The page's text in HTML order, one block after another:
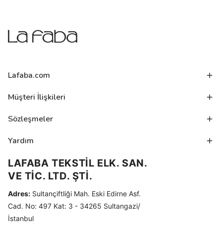
Lafaba.com
Müşteri İlişkileri
Sözleşmeler
Yardım
LAFABA TEKSTİL ELK. SAN.
VE TİC. LTD. ŞTİ.
Adres: Sultançiftliği Mah. Eski Edirne Asf.
Cad. No: 497 Kat: 3 - 34265 Sultangazi/
İstanbul